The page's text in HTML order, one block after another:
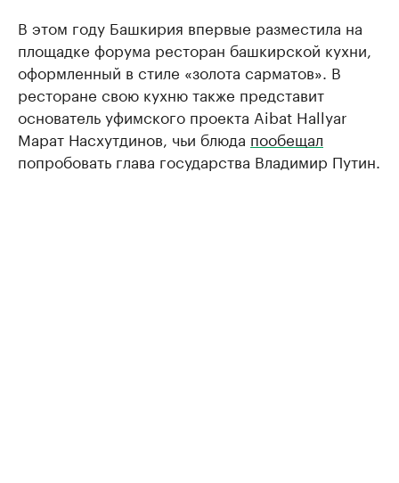
В этом году Башкирия впервые разместила на
площадке форума ресторан башкирской кухни,
оформленный в стиле «золота сарматов». В
ресторане свою кухню также представит
основатель уфимского проекта Aibat Hallyar
Марат Насхутдинов, чьи блюда пообещал
попробовать глава государства Владимир Путин.